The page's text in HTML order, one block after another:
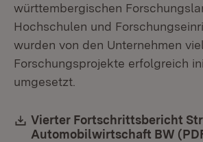
württembergischen
Hochschulen und
wurden von den Unternehmen
Forschungsprojekte erfolgreich
umgesetzt.
Download:
Vierter Fortschrittsbericht
Automobilwirtschaft BW